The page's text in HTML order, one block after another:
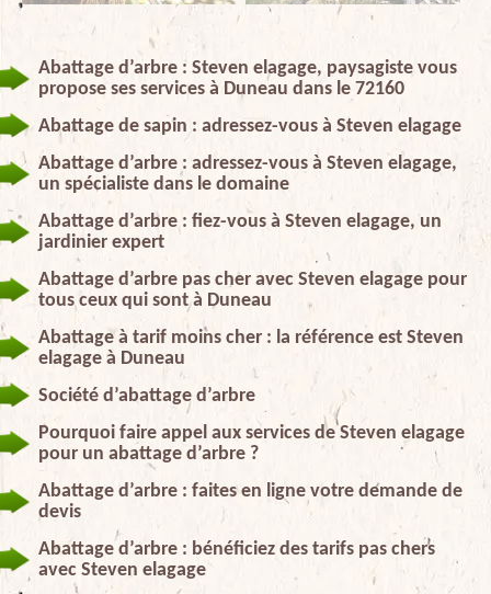
Abattage d’arbre : Steven elagage, paysagiste vous
propose ses services à Duneau dans le 72160
Abattage de sapin : adressez-vous à Steven elagage
Abattage d’arbre : adressez-vous à Steven elagage,
un spécialiste dans le domaine
Abattage d’arbre : fiez-vous à Steven elagage, un
jardinier expert
Abattage d’arbre pas cher avec Steven elagage pour
tous ceux qui sont à Duneau
Abattage à tarif moins cher : la référence est Steven
elagage à Duneau
Société d’abattage d’arbre
Pourquoi faire appel aux services de Steven elagage
pour un abattage d’arbre ?
Abattage d’arbre : faites en ligne votre demande de
devis
Abattage d’arbre : bénéficiez des tarifs pas chers
avec Steven elagage